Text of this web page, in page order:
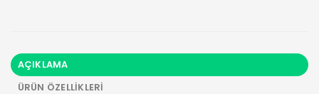
AÇIKLAMA
ÜRÜN ÖZELLIKLERI